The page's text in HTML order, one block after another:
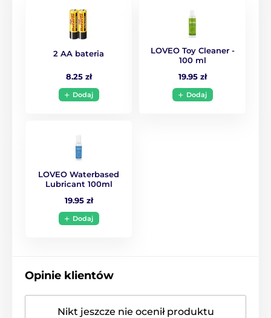
2 AA bateria
8.25 zł
Dodaj
LOVEO Toy Cleaner -
100 ml
19.95 zł
Dodaj
LOVEO Waterbased
Lubricant 100ml
19.95 zł
Dodaj
Opinie klientów
Nikt jeszcze nie ocenił produktu